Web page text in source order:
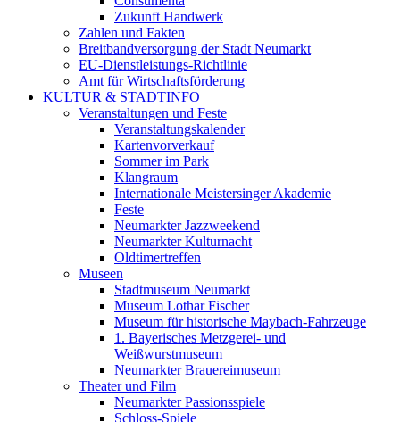
Zukunft Handwerk
Zahlen und Fakten
Breitbandversorgung der Stadt Neumarkt
EU-Dienstleistungs-Richtlinie
Amt für Wirtschaftsförderung
KULTUR & STADTINFO
Veranstaltungen und Feste
Veranstaltungskalender
Kartenvorverkauf
Sommer im Park
Klangraum
Internationale Meistersinger Akademie
Feste
Neumarkter Jazzweekend
Neumarkter Kulturnacht
Oldtimertreffen
Museen
Stadtmuseum Neumarkt
Museum Lothar Fischer
Museum für historische Maybach-Fahrzeuge
1. Bayerisches Metzgerei- und
Weißwurstmuseum
Neumarkter Brauereimuseum
Theater und Film
Neumarkter Passionsspiele
Schloss-Spiele